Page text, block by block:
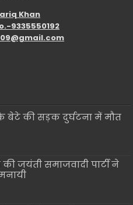
Khan
9335550192
की सड़क दुर्घटना में मौत
की जयंती समाजवादी पार्टी ने